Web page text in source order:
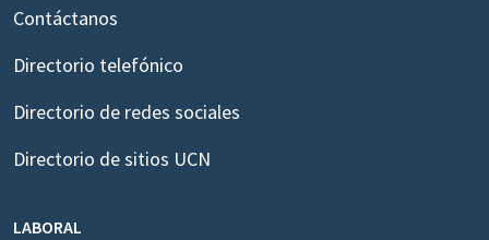
Contáctanos
Directorio telefónico
Directorio de redes sociales
Directorio de sitios UCN
LABORAL